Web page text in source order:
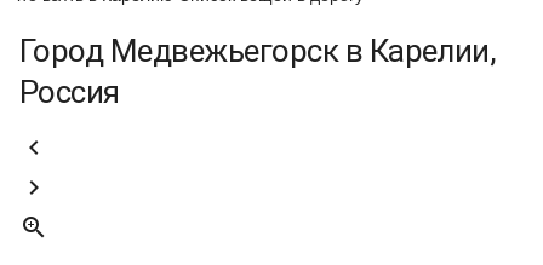
Город Медвежьегорск в Карелии,
Россия


